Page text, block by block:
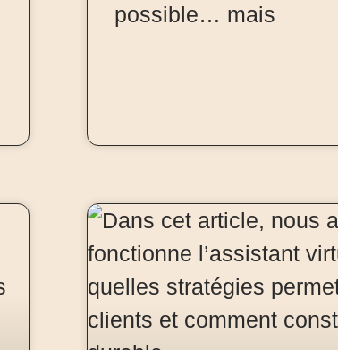
possible… mais